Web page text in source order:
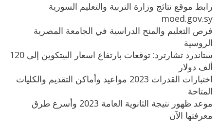
رابط موقع نتائج وزارة التربية والتعليم السورية
moed.gov.sy
فرص التعليم والمنح الدراسية في الجامعة المصرية
الروسية
ستاندرد تشارترد: توقعات بارتفاع اسعار البيتكوين إلى 120
ألف دولار
اختبارات القدرات 2023 مواعيد وأماكن التقديم والكليات
المتاحة
موعد ظهور نتيجة الثانوية العامة 2023 وأسرع طرق
معرفتها الآن